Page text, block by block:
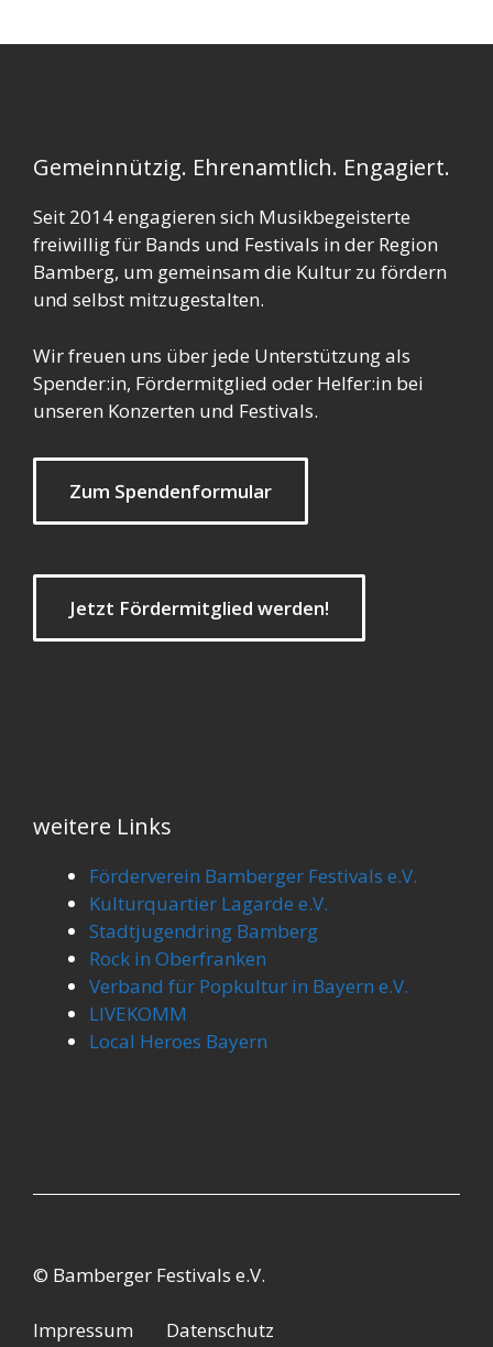
Gemeinnützig. Ehrenamtlich. Engagiert.
Seit 2014 engagieren sich Musikbegeisterte
freiwillig für Bands und Festivals in der Region
Bamberg, um gemeinsam die Kultur zu fördern
und selbst mitzugestalten.
Wir freuen uns über jede Unterstützung als
Spender:in, Fördermitglied oder Helfer:in bei
unseren Konzerten und Festivals.
Zum Spendenformular
Jetzt Fördermitglied werden!
weitere Links
Förderverein Bamberger Festivals e.V.
Kulturquartier Lagarde e.V.
Stadtjugendring Bamberg
Rock in Oberfranken
Verband für Popkultur in Bayern e.V.
LIVEKOMM
Local Heroes Bayern
© Bamberger Festivals e.V.
Impressum Datenschutz